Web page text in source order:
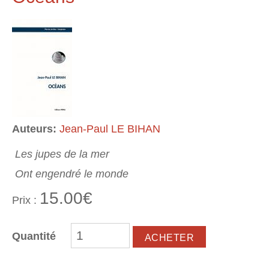
Auteurs: Jean-Paul LE BIHAN
Les jupes de la mer
Ont engendré le monde
Prix : 15.00€
Quantité